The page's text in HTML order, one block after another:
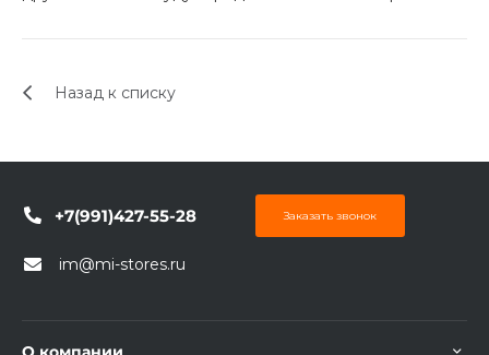
Получайте товар
% будут
списыватьсяс вашей карты
Подробнее
Назад к списку
+7(991)427-55-28 Заказать звонок
im@mi-stores.ru